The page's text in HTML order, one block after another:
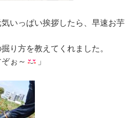
気いっぱい挨拶したら、早速お芋
り方を教えてくれました。
ぉ～
」